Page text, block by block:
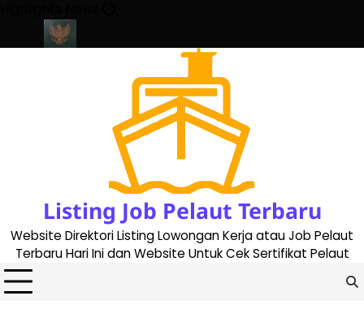
content
Listing Job Pelaut Terbaru
Website Direktori Listing Lowongan Kerja atau Job Pelaut
Terbaru Hari Ini dan Website Untuk Cek Sertifikat Pelaut